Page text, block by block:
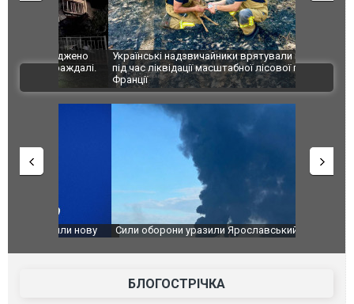
Українські надзвичайники врятували козуленя
під час ліквідації масштабної лісової пожежі у
Франції
СБУ за
Болгарії
ВІДЕО
Сили оборони уразили Ярославський НПЗ:
атаку. ВІДЕО
Неймар
БЛОГОСТРІЧКА